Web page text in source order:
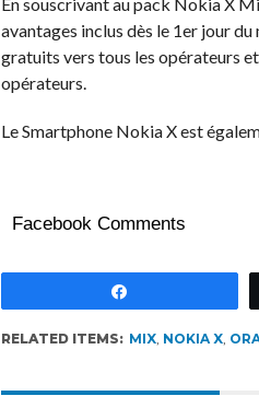
avantages inclus dès le 1er jour
gratuits vers tous les opérateurs
opérateurs.
Le Smartphone Nokia X est
Facebook Comments
RELATED ITEMS: MIX, NOKIA X,